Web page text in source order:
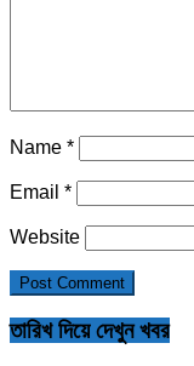
Name *
Email *
Website
তারিখ দিয়ে দেখুন খবর